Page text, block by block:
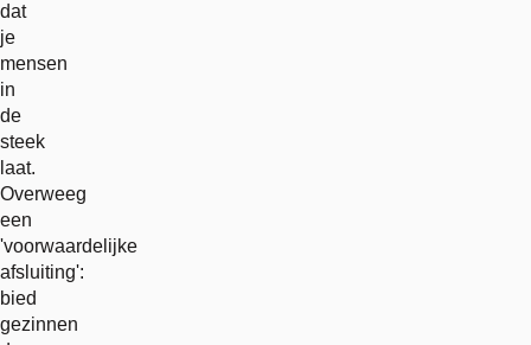
dat
je
mensen
in
de
steek
laat.
Overweeg
een
'voorwaardelijke
afsluiting':
bied
gezinnen